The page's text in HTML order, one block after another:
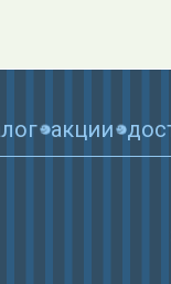
акции